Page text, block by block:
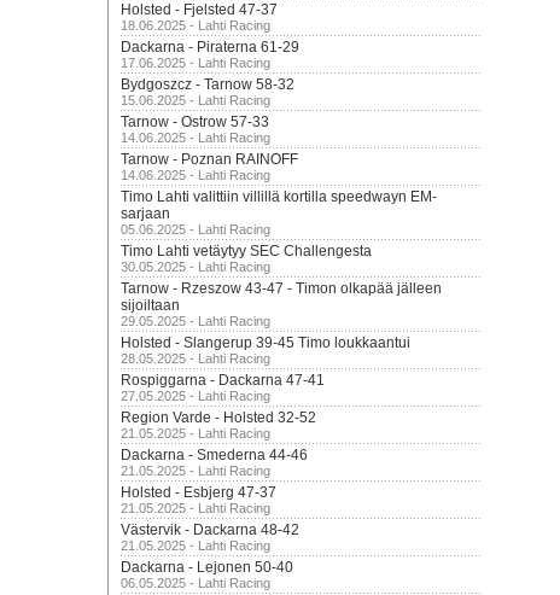
Holsted - Fjelsted 47-37
18.06.2025 - Lahti Racing
Dackarna - Piraterna 61-29
17.06.2025 - Lahti Racing
Bydgoszcz - Tarnow 58-32
15.06.2025 - Lahti Racing
Tarnow - Ostrow 57-33
14.06.2025 - Lahti Racing
Tarnow - Poznan RAINOFF
14.06.2025 - Lahti Racing
Timo Lahti valittiin villillä kortilla speedwayn EM-
sarjaan
05.06.2025 - Lahti Racing
Timo Lahti vetäytyy SEC Challengesta
30.05.2025 - Lahti Racing
Tarnow - Rzeszow 43-47 - Timon olkapää jälleen
sijoiltaan
29.05.2025 - Lahti Racing
Holsted - Slangerup 39-45 Timo loukkaantui
28.05.2025 - Lahti Racing
Rospiggarna - Dackarna 47-41
27.05.2025 - Lahti Racing
Region Varde - Holsted 32-52
21.05.2025 - Lahti Racing
Dackarna - Smederna 44-46
21.05.2025 - Lahti Racing
Holsted - Esbjerg 47-37
21.05.2025 - Lahti Racing
Västervik - Dackarna 48-42
21.05.2025 - Lahti Racing
Dackarna - Lejonen 50-40
06.05.2025 - Lahti Racing